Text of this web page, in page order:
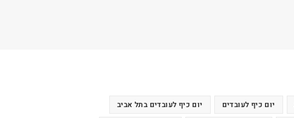
יום כיף לעובדים
יום כיף לעובדים בתל אביב